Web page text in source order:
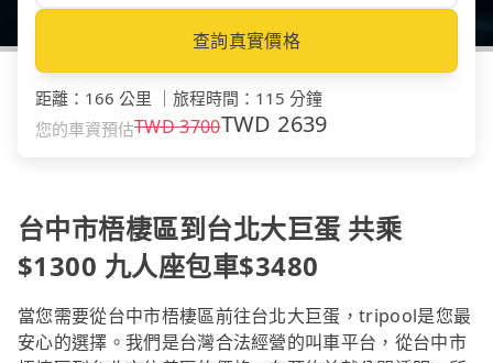
查詢真實價格
距離 ： 166 公里 旅程時間 ： 115 分鐘
您的車資預估TWD3700TWD 2639
台中市梧棲區到台北大巨蛋 共乘
$1300 九人座包車$3480
當您需要從台中市梧棲區前往台北大巨蛋，tripool是您最
安心的選擇。我們是台灣合法經營的叫車平台，從台中市